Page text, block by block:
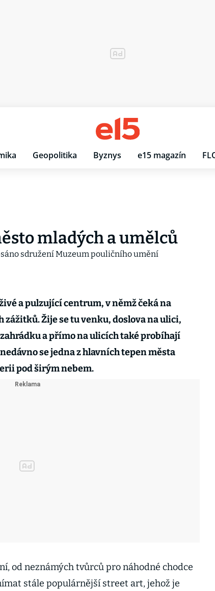
Geopolitika Byznys e15 magazín
mladých a umělců
a pulzující centrum, v němž čeká na
Žije se tu venku, doslova na ulici,
a přímo na ulicích také probíhají
se jedna z hlavních tepen města
pod širým nebem.
od neznámých tvůrců pro náhodné chodce
stále populárnější street art, jehož je